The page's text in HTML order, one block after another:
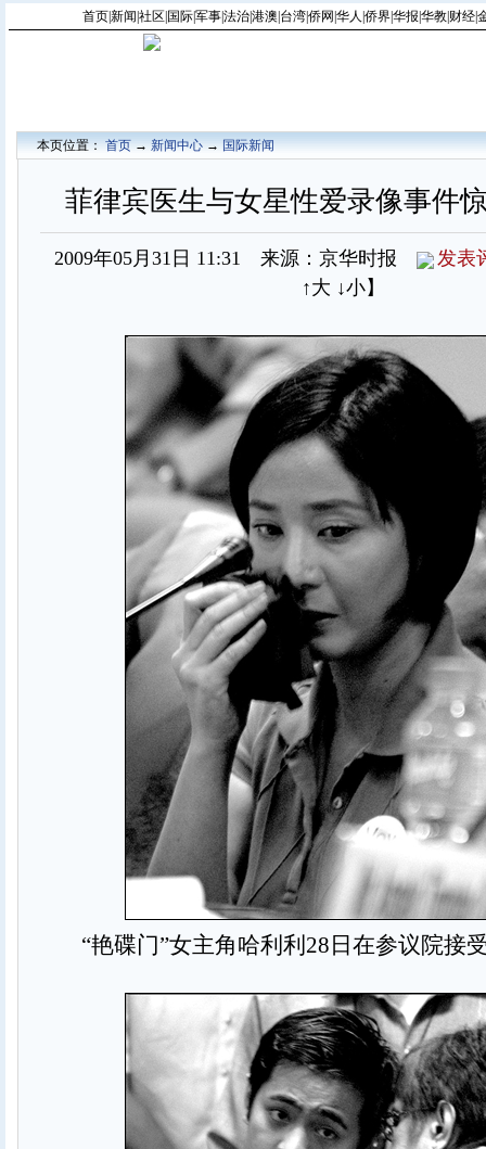
首页|新闻 社区 国际|军事|法治|港澳 台湾|侨网 华人 侨界|华报 华教| 财经|
本页位置：首页→新闻中心→国际新闻
菲律宾医生与女星性爱录像事件
2009年05月31日 11:31 来源：京华时报
发表
↑大 ↓小】
“艳碟门”女主角哈利利28日在参议院接